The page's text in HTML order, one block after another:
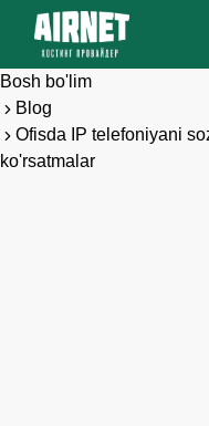
Bosh bo'lim
Blog
Ofisda IP telefoniyani
ko'rsatmalar